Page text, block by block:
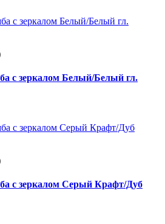
с зеркалом Белый/Белый гл.
с зеркалом Серый Крафт/Дуб